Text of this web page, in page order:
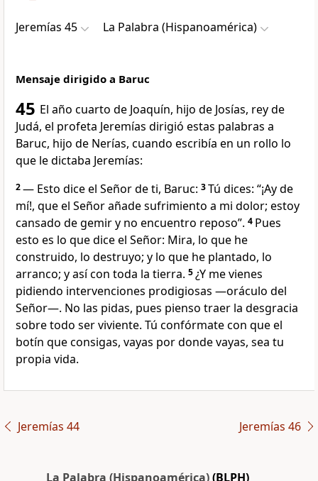
Jeremías 45 La Palabra (Hispanoamérica)
Mensaje dirigido a Baruc
45 El año cuarto de Joaquín, hijo de Josías, rey de
Judá, el profeta Jeremías dirigió estas palabras a
Baruc, hijo de Nerías, cuando escribía en un rollo lo
que le dictaba Jeremías:
2— Esto dice el Señor de ti, Baruc: 3Tú dices: “¡Ay de
mí!, que el Señor añade sufrimiento a mi dolor; estoy
cansado de gemir y no encuentro reposo”. 4 Pues
esto es lo que dice el Señor: Mira, lo que he
construido, lo destruyo; y lo que he plantado, lo
arranco; y así con toda la tierra. 5¿Y me vienes
pidiendo intervenciones prodigiosas —oráculo del
Señor—. No las pidas, pues pienso traer la desgracia
sobre todo ser viviente. Tú confórmate con que el
botín que consigas, vayas por donde vayas, sea tu
propia vida.
Jeremías 44 Jeremías 46
La Palabra (Hispanoamérica)(BLPH)